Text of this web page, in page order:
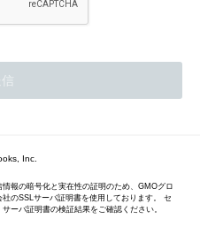
Inc.
情報の暗号化と実在性の証明のため、GMOグロ
のSSLサーバ証明書を使用しております。 セ
ーバ証明書の検証結果をご確認ください。